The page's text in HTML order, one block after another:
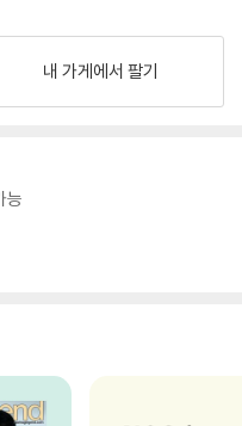
내 가게에서 팔기
능